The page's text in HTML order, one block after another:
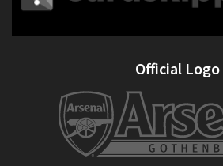
Official Logo